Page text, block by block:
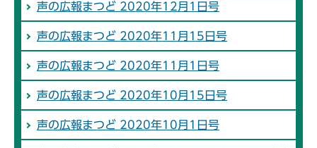
声の広報まつど 2020年12月1日号
声の広報まつど 2020年11月15日号
声の広報まつど 2020年11月1日号
声の広報まつど 2020年10月15日号
声の広報まつど 2020年10月1日号